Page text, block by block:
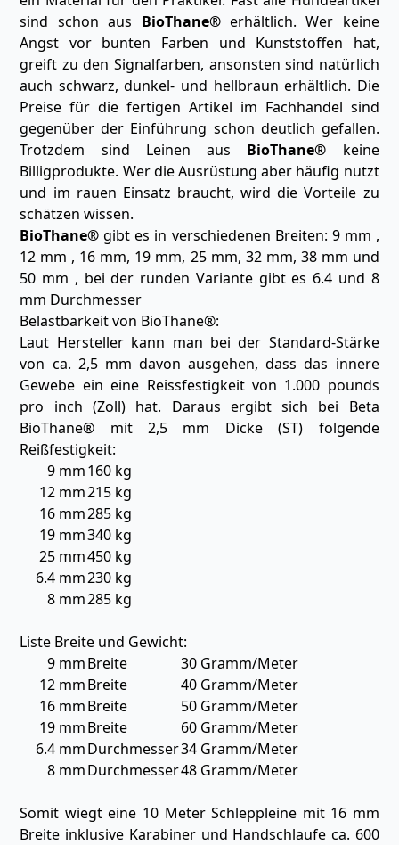
sind schon aus BioThane®erhältlich. Wer keine
Angst vor bunten Farben und Kunststoffen hat,
greift zu den Signalfarben, ansonsten sind natürlich
auch schwarz, dunkel- und hellbraun erhältlich. Die
Preise für die fertigen Artikel im Fachhandel sind
gegenüber der Einführung schon deutlich gefallen.
Trotzdem sind Leinen aus BioThane® keine
Billigprodukte. Wer die Ausrüstung aber häufig nutzt
und im rauen Einsatz braucht, wird die Vorteile zu
schätzen wissen.
BioThane® gibt es in verschiedenen Breiten: 9 mm ,
12 mm , 16 mm, 19 mm, 25 mm, 32 mm, 38 mm und
50 mm , bei der runden Variante gibt es 6.4 und 8
mm Durchmesser
Belastbarkeit von BioThane®:
Laut Hersteller kann man bei der Standard-Stärke
von ca. 2,5 mm davon ausgehen, dass das innere
Gewebe ein eine Reissfestigkeit von 1.000 pounds
pro inch (Zoll) hat. Daraus ergibt sich bei Beta
BioThane® mit 2,5 mm Dicke (ST) folgende
Reißfestigkeit:
9 mm160 kg
12 mm215 kg
16 mm285 kg
19 mm340 kg
25 mm450 kg
6.4 mm230 kg
8 mm285 kg
Liste Breite und Gewicht:
9 mmBreite
30 Gramm/Meter
12 mmBreite
40 Gramm/Meter
16 mmBreite
50 Gramm/Meter
19 mmBreite
60 Gramm/Meter
6.4 mmDurchmesser34 Gramm/Meter
8 mmDurchmesser48 Gramm/Meter
Somit wiegt eine 10 Meter Schleppleine mit 16 mm
Breite inklusive Karabiner und Handschlaufe ca. 600